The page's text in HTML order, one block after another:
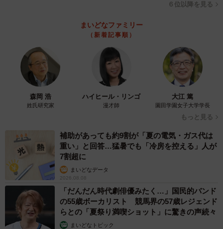
６位以降を見る
まいどなファミリー
（新着記事順）
森岡 浩
姓氏研究家
ハイヒール・リンゴ
漫才師
大江 篤
園田学園女子大学学長
もっと見る
補助があっても約9割が「夏の電気・ガス代は
重い」と回答…猛暑でも「冷房を控える」人が
7割超に
まいどなデータ
2026.08.08
「だんだん時代劇俳優みたく…」国民的バンド
の55歳ボーカリスト 競馬界の57歳レジェンド
らとの「夏祭り満喫ショット」に驚きの声続々
まいどなトピック